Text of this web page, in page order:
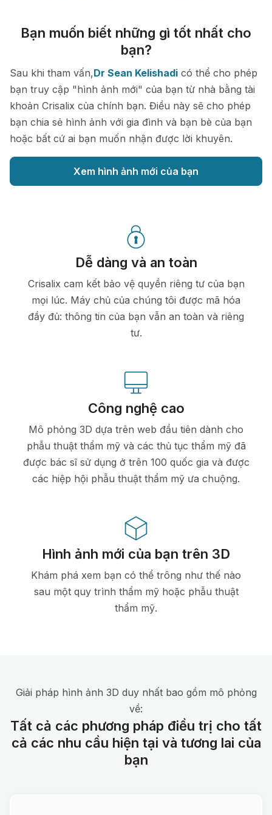
Bạn muốn biết những gì tốt nhất cho
bạn?
Sau khi tham vấn,Dr Sean Kelishadi có thể cho phép
bạn truy cập "hình ảnh mới" của bạn từ nhà bằng tài
khoản Crisalix của chính bạn. Điều này sẽ cho phép
bạn chia sẻ hình ảnh với gia đình và bạn bè của bạn
hoặc bất cứ ai bạn muốn nhận được lời khuyên.
Xem hình ảnh mới của bạn
Dễ dàng và an toàn
Crisalix cam kết bảo vệ quyền riêng tư của bạn
mọi lúc. Máy chủ của chúng tôi được mã hóa
đầy đủ: thông tin của bạn vẫn an toàn và riêng
tư.
Công nghệ cao
Mô phỏng 3D dựa trên web đầu tiên dành cho
phẫu thuật thẩm mỹ và các thủ tục thẩm mỹ đã
được bác sĩ sử dụng ở trên 100 quốc gia và được
các hiệp hội phẫu thuật thẩm mỹ ưa chuộng.
Hình ảnh mới của bạn trên 3D
Khám phá xem bạn có thể trông như thế nào
sau một quy trình thẩm mỹ hoặc phẫu thuật
thẩm mỹ.
Giải pháp hình ảnh 3D duy nhất bao gồm mô phỏng
về:
Tất cả các phương pháp điều trị cho tất
cả các nhu cầu hiện tại và tương lai của
bạn